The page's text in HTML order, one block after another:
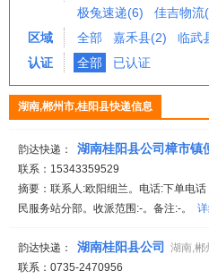
极兔速递(6)
佳吉物流
区域
全部 嘉禾县(2) 临武
认证
全部 已认证
湖南,郴州市,桂阳县快递信息
韵达快递： 湖南桂阳县公司樟市镇
联系：15343359529
摘要：联系人:欧阳细兰。电话:下单电
民服务站分部。收派范围:-。备注:-。
韵达快递： 湖南桂阳县公司
湖南,郴
联系：0735-2470956